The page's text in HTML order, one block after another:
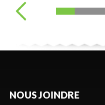
NOUS JOINDRE